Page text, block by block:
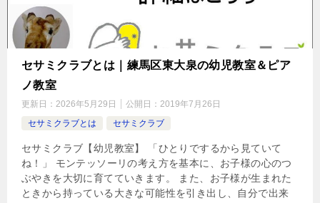
セサミクラブとは｜練馬区東大泉の幼児教室＆ピア
ノ教室
更新日： 2026年5月29日 公開日： 2019年7月26日
セサミクラブとは
セサミクラブ
セサミクラブ【幼児教室】 「ひとりでするから見ていて
ね！」 モンテッソーリの考え方を基本に、お子様の心のつ
ぶやきを大切に育てていきます。 また、お子様が生まれた
ときから持っている大きな可能性を引き出し、自分で出来